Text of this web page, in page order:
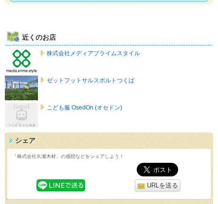
近くのお店
株式会社メディアプライムスタイル
ゼットフットサルスポルトつくば
こども服 OsedOn (オセドン)
シェア
「株式会社久瀬木材」の感想などをシェアしよう！
URLを送る